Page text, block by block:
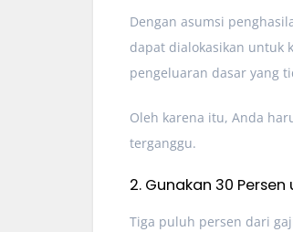
Dengan asumsi
dapat dialokasikan untuk
pengeluaran dasar yang
Oleh karena itu, Anda
terganggu.
2. Gunakan 30
Tiga puluh persen dari